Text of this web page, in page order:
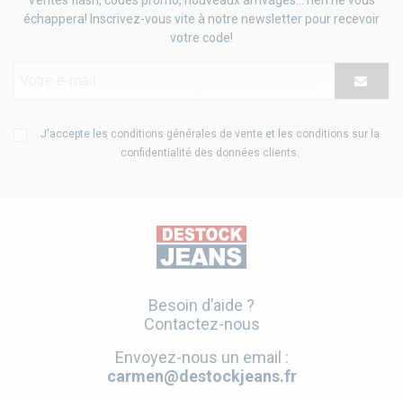
échappera! Inscrivez-vous vite à notre newsletter pour recevoir
votre code!
J'accepte les conditions générales de vente et les conditions sur la
confidentialité des données clients
Besoin d’aide ?
Contactez-nous
Envoyez-nous un email :
carmen@destockjeans.fr